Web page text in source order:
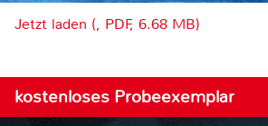
Jetzt laden (, PDF, 6.68 MB)
kostenloses Probeexemplar